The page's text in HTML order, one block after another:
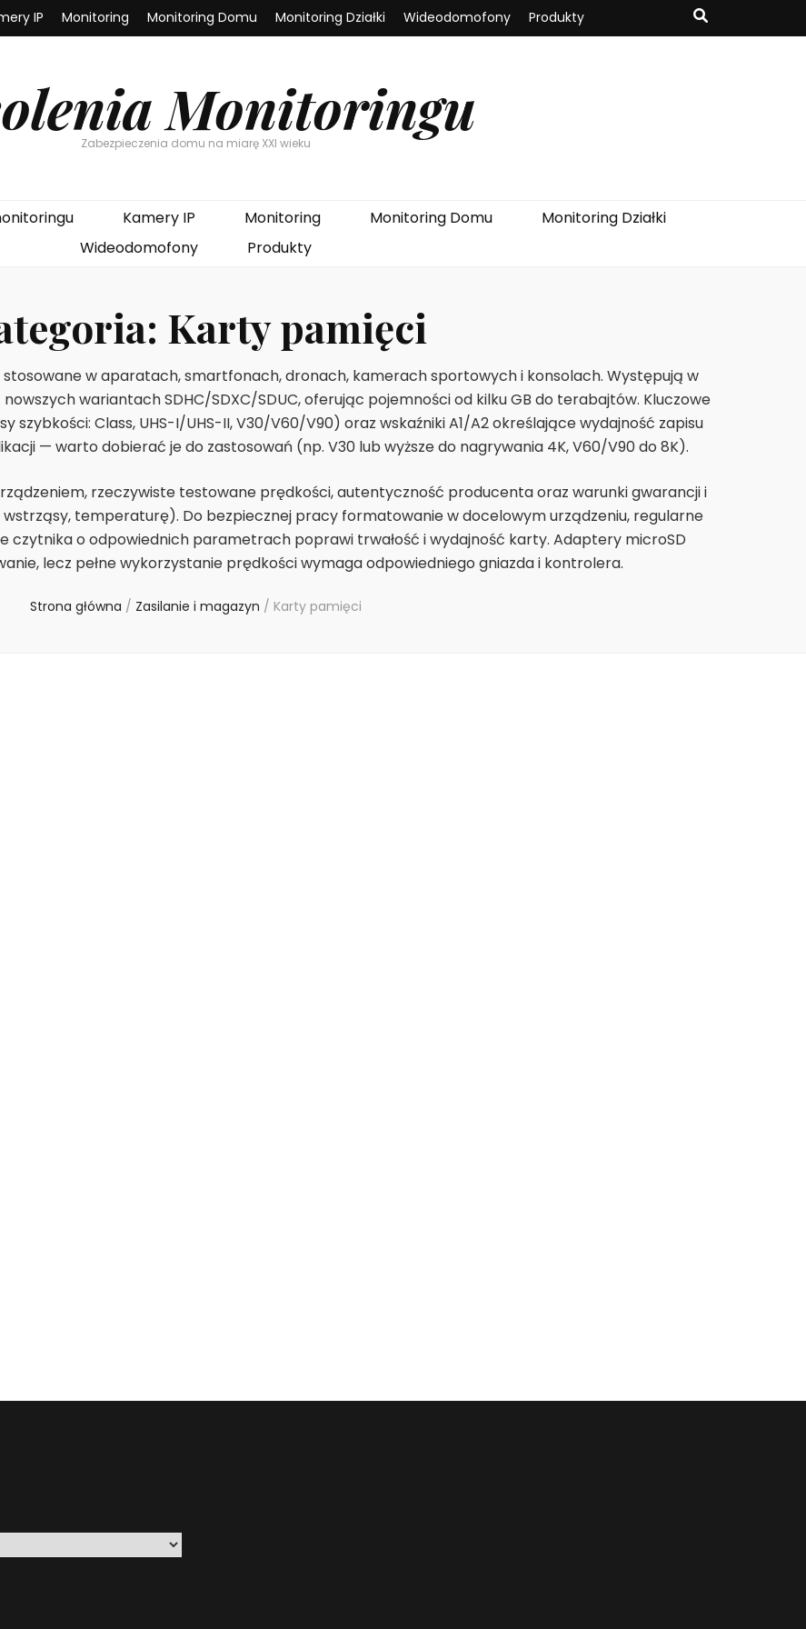
IP Monitoring Monitoring Domu Monitoring Działki Wideodomofony Produkty
Monitoringu
Zabezpieczenia domu na miarę XXI wieku
Kamery IP Monitoring Monitoring Domu
Monitoring Działki
Wideodomofony
Produkty
Karty pamięci
w aparatach, smartfonach, dronach, kamerach sportowych i konsolach. Występują w
wariantach SDHC/SDXC/SDUC, oferując pojemności od kilku GB do terabajtów. Kluczowe
Class, UHS-I/UHS-II, V30/V60/V90) oraz wskaźniki A1/A2 określające wydajność zapisu
— warto dobierać je do zastosowań (np. V30 lub wyższe do nagrywania 4K, V60/V90 do 8K).
rzeczywiste testowane prędkości, autentyczność producenta oraz warunki gwarancji i
temperaturę). Do bezpiecznej pracy formatowanie w docelowym urządzeniu, regularne
czytnika o odpowiednich parametrach poprawi trwałość i wydajność karty. Adaptery microSD
lecz pełne wykorzystanie prędkości wymaga odpowiedniego gniazda i kontrolera.
Strona główna / Zasilanie i magazyn / Karty pamięci